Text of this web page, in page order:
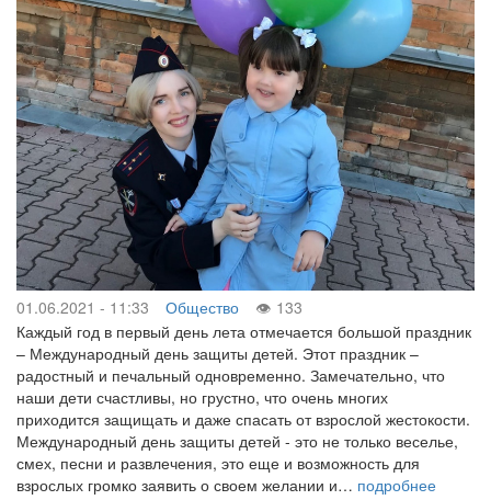
01.06.2021 - 11:33 Общество
133
Каждый год в первый день лета отмечается большой праздник
– Международный день защиты детей. Этот праздник –
радостный и печальный одновременно. Замечательно, что
наши дети счастливы, но грустно, что очень многих
приходится защищать и даже спасать от взрослой жестокости.
Международный день защиты детей - это не только веселье,
смех, песни и развлечения, это еще и возможность для
взрослых громко заявить о своем желании и… подробнее